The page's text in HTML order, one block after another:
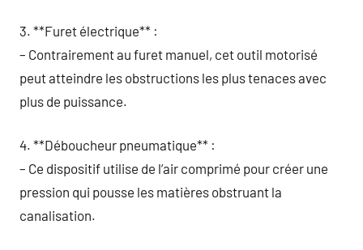
3. **Furet électrique** :
– Contrairement au furet manuel, cet outil motorisé
peut atteindre les obstructions les plus tenaces avec
plus de puissance.
4. **Déboucheur pneumatique** :
– Ce dispositif utilise de l’air comprimé pour créer une
pression qui pousse les matières obstruant la
canalisation.